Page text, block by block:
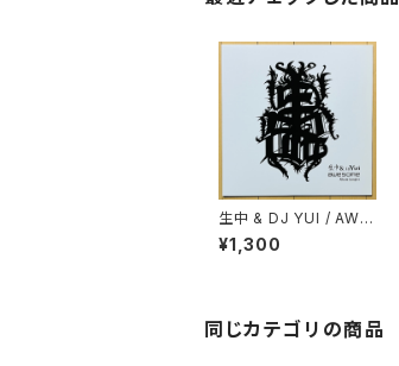
生中 & DJ YUI / AWE
SOME ALBUM SAMP
LER EP
¥1,300
同じカテゴリの商品